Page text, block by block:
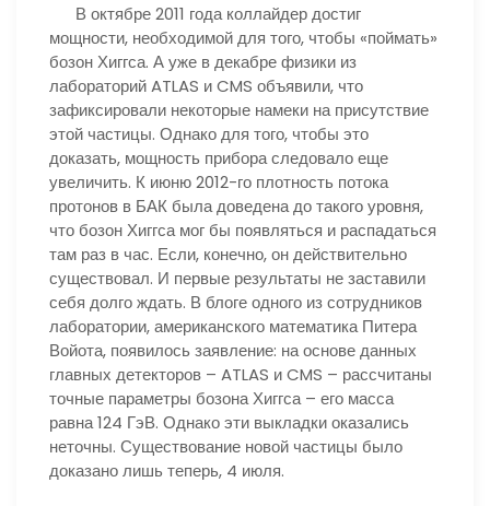
В октябре 2011 года коллайдер достиг
мощности, необходимой для того, чтобы «поймать»
бозон Хиггса. А уже в декабре физики из
лабораторий ATLAS и CMS объявили, что
зафиксировали некоторые намеки на присутствие
этой частицы. Однако для того, чтобы это
доказать, мощность прибора следовало еще
увеличить. К июню 2012-го плотность потока
протонов в БАК была доведена до такого уровня,
что бозон Хиггса мог бы появляться и распадаться
там раз в час. Если, конечно, он действительно
существовал. И первые результаты не заставили
себя долго ждать. В блоге одного из сотрудников
лаборатории, американского математика Питера
Войота, появилось заявление: на основе данных
главных детекторов – ATLAS и CMS – рассчитаны
точные параметры бозона Хиггса – его масса
равна 124 ГэВ. Однако эти выкладки оказались
неточны. Существование новой частицы было
доказано лишь теперь, 4 июля.